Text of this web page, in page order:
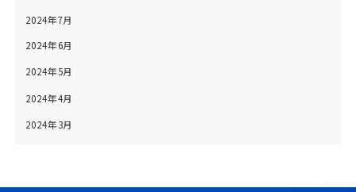
2024年7月
2024年6月
2024年5月
2024年4月
2024年3月